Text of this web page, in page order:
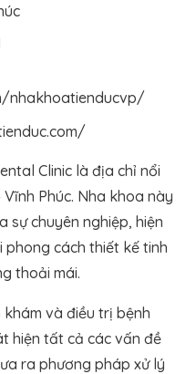
nhakhoatienducvp/
Clinic là địa chỉ nổi
Phúc. Nha khoa này
sự chuyên nghiệp, hiện
cách thiết kế tinh
thoải mái.
và điều trị bệnh
hiện tất cả các vấn đề
ra phương pháp xử lý